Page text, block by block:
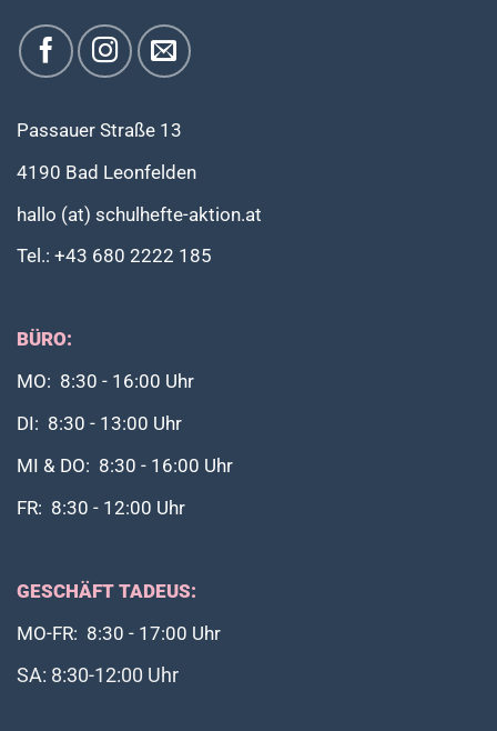
Passauer Straße 13
4190 Bad Leonfelden
hallo (at) schulhefte-aktion.at
Tel.: +43 680 2222 185
BÜRO:
MO: 8:30 - 16:00 Uhr
DI: 8:30 - 13:00 Uhr
MI & DO: 8:30 - 16:00 Uhr
FR: 8:30 - 12:00 Uhr
GESCHÄFT TADEUS:
MO-FR: 8:30 - 17:00 Uhr
SA: 8:30-12:00 Uhr